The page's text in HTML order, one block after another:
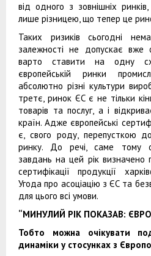
від одного з зовнішніх
лише різницею, що тепер це
Таких ризиків сьогодні
залежності не допускає вже
варто ставити на одну
європейській ринки
абсолютно різні культури
третє, ринок ЄС є не тільки
товарів та послуг, а і
країн. Адже європейські
є, свого роду, перепусткою
ринку. До речі, саме тому
завдань на цей рік визначено
сертифікації продукції
Угода про асоціацію з ЄС та
для цього всі умови.
“МИНУЛИЙ РІК ПОКАЗАВ:
Тобто можна очікувати
динаміки у стосунках з